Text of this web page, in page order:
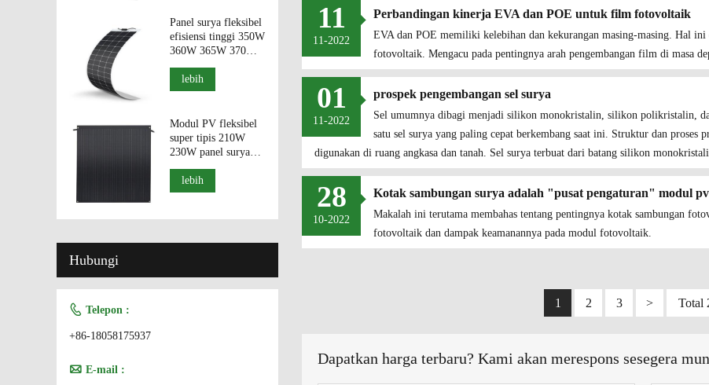
11
11-2022
Perbandingan kinerja EVA dan POE untuk film fotovoltaik
EVA dan POE memiliki kelebihan dan kekurangan masing-masing. Hal
fotovoltaik. Mengacu pada pentingnya arah pengembangan film di masa
01
11-2022
prospek pengembangan sel surya
Sel umumnya dibagi menjadi silikon monokristalin, silikon polikristalin,
satu sel surya yang paling cepat berkembang saat ini. Struktur dan proses
digunakan di ruang angkasa dan tanah. Sel surya terbuat dari batang silikon
28
10-2022
Kotak sambungan surya adalah "pusat pengaturan" modul
Makalah ini terutama membahas tentang pentingnya kotak sambungan
fotovoltaik dan dampak keamanannya pada modul fotovoltaik.
1 2 3 > Total
Dapatkan harga terbaru? Kami akan merespons sesegera
Panel surya fleksibel
efisiensi tinggi 350W
360W 365W 370W
375W dari Cina
lebih
Modul PV fleksibel
super tipis 210W
230W panel surya
lebih
Hubungi
 Telepon :
+86-18058175937
 E-mail :